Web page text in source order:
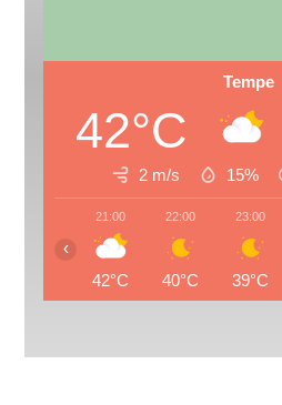
Tempe
42°C
2 m/s 15%
21:00
42°C
22:00
40°C
23:00
39°C
‹